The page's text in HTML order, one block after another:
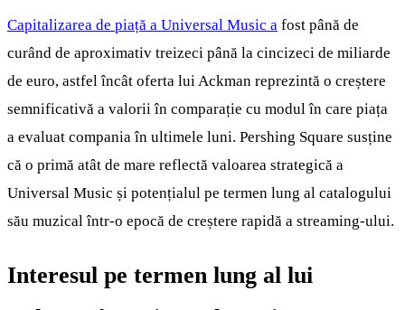
Capitalizarea de piață a Universal Music a fost până de
curând de aproximativ treizeci până la cincizeci de miliarde
de euro, astfel încât oferta lui Ackman reprezintă o creștere
semnificativă a valorii în comparație cu modul în care piața
a evaluat compania în ultimele luni. Pershing Square susține
că o primă atât de mare reflectă valoarea strategică a
Universal Music și potențialul pe termen lung al catalogului
său muzical într-o epocă de creștere rapidă a streaming-ului.
Interesul pe termen lung al lui